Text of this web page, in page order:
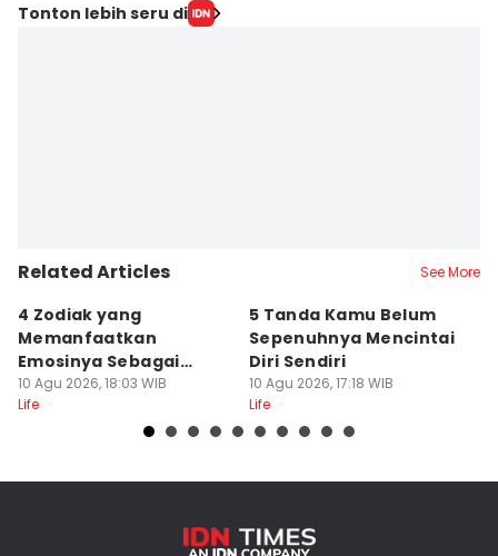
Tonton lebih seru di
Related Articles See More
4 Zodiak yang
Memanfaatkan
Emosinya Sebagai
Senjata, Manipulatif?
10 Agu 2026, 18:03 WIB
Life
5 Tanda Kamu Belum
Sepenuhnya Mencintai
Diri Sendiri
10 Agu 2026, 17:18 WIB
Life